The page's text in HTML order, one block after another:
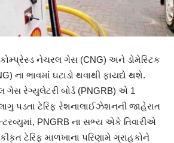
નેચરલ ગેસ (CNG) અને ડોમેસ્ટિક
ના ભાવમાં ઘટાડો થવાથી ફાયદો થશે.
રેગ્યુલેટરી બોર્ડ (PNGRB) એ 1
પડતા ટેરિફ રેશનાલાઈઝેશનની જાહેરાત
PNGRB ના સભ્ય એકે તિવારીએ
ટેરિફ માળખાના પરિણામે ગ્રાહકોને